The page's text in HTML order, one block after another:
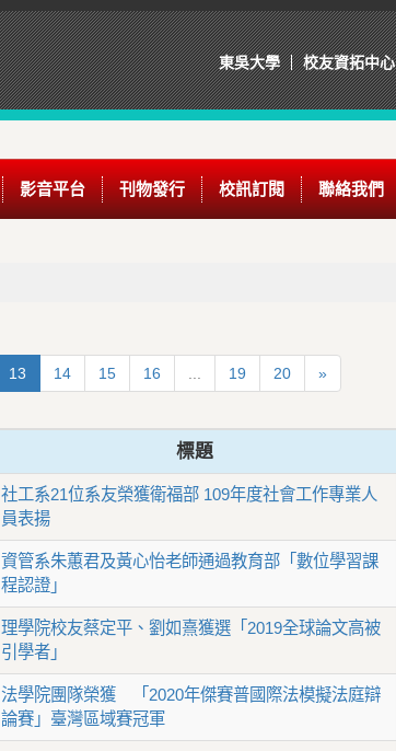
東吳大學 校友資拓中心
影音平台 刊物發行 校訊訂閱 聯絡我們
13 14 15 16 19 20 »
標題
社工系21位系友榮獲衛福部 109年度社會工作專業人
員表揚
資管系朱蕙君及黃心怡老師通過教育部「數位學習課
程認證」
理學院校友蔡定平、劉如熹獲選「2019全球論文高被
引學者」
法學院團隊榮獲 「2020年傑賽普國際法模擬法庭辯
論賽」臺灣區域賽冠軍